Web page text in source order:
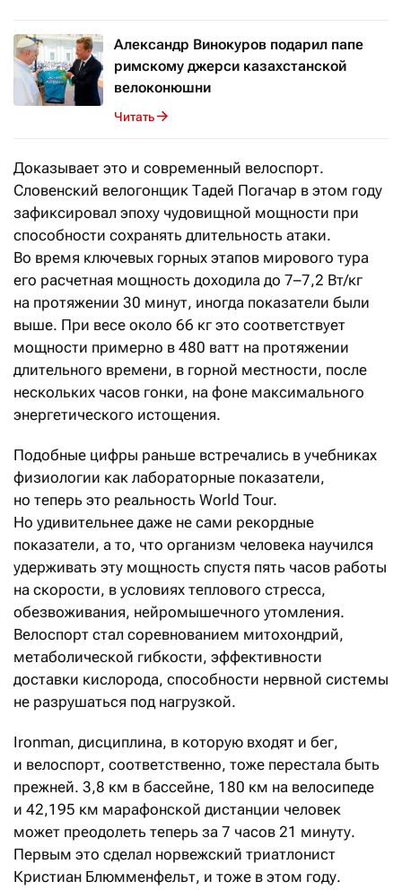
Александр Винокуров подарил папе
римскому джерси казахстанской
велоконюшни
Читать
Доказывает это и современный велоспорт.
Словенский велогонщик Тадей Погачар в этом году
зафиксировал эпоху чудовищной мощности при
способности сохранять длительность атаки.
Во время ключевых горных этапов мирового тура
его расчетная мощность доходила до 7–7,2 Вт/кг
на протяжении 30 минут, иногда показатели были
выше. При весе около 66 кг это соответствует
мощности примерно в 480 ватт на протяжении
длительного времени, в горной местности, после
нескольких часов гонки, на фоне максимального
энергетического истощения.
Подобные цифры раньше встречались в учебниках
физиологии как лабораторные показатели,
но теперь это реальность World Tour.
Но удивительнее даже не сами рекордные
показатели, а то, что организм человека научился
удерживать эту мощность спустя пять часов работы
на скорости, в условиях теплового стресса,
обезвоживания, нейромышечного утомления.
Велоспорт стал соревнованием митохондрий,
метаболической гибкости, эффективности
доставки кислорода, способности нервной системы
не разрушаться под нагрузкой.
Ironman, дисциплина, в которую входят и бег,
и велоспорт, соответственно, тоже перестала быть
прежней. 3,8 км в бассейне, 180 км на велосипеде
и 42,195 км марафонской дистанции человек
может преодолеть теперь за 7 часов 21 минуту.
Первым это сделал норвежский триатлонист
Кристиан Блюмменфельт, и тоже в этом году.